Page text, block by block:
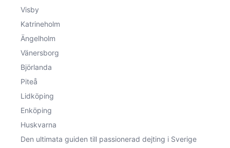
Visby
Katrineholm
Ängelholm
Vänersborg
Björlanda
Piteå
Lidköping
Enköping
Huskvarna
Den ultimata guiden till passionerad dejting i Sverige